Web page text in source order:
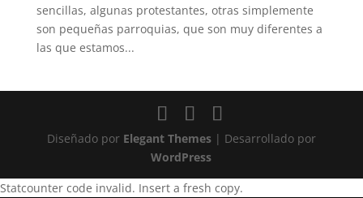
sencillas, algunas protestantes, otras simplemente
son pequeñas parroquias, que son muy diferentes a
las que estamos...
Diseñado por Elegant Themes| Desarrollado por
WordPress
Statcounter code invalid. Insert a fresh copy.